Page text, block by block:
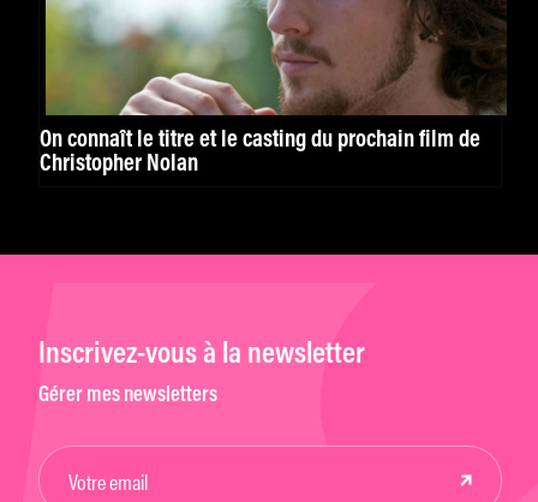
On connaît le titre et le casting du prochain film de
Christopher Nolan
Inscrivez-vous à la newsletter
Gérer mes newsletters